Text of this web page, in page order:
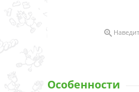

Особенности